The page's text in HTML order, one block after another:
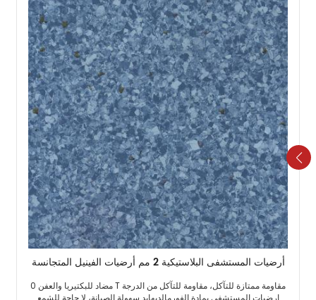
أرضيات المستشفى البلاستيكية 2 مم أرضيات الفينيل المتجانسة
مقاومة ممتازة للتآكل، مقاومة للتآكل من الدرجة T مضاد للبكتيريا والعفن 0